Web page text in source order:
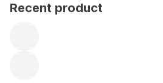
Recent product